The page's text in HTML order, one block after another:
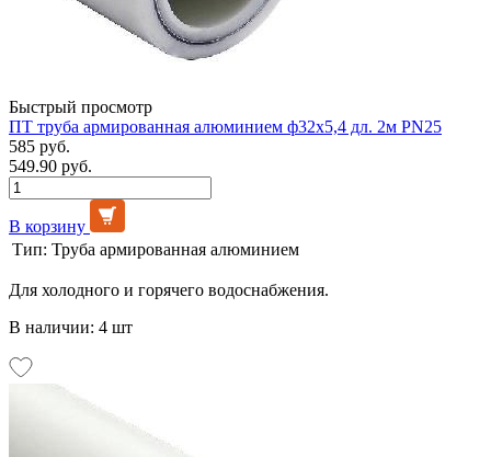
Быстрый просмотр
ПТ труба армированная алюминием ф32х5,4 дл. 2м PN25
585 руб.
549.90 руб.
В корзину
Тип: Труба армированная алюминием
Для холодного и горячего водоснабжения.
В наличии: 4 шт